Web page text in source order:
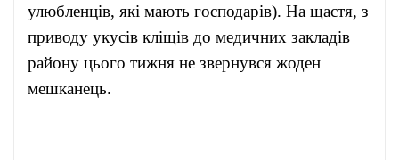
улюбленців, які мають господарів). На щастя, з
приводу укусів кліщів до медичних закладів
району цього тижня не звернувся жоден
мешканець.